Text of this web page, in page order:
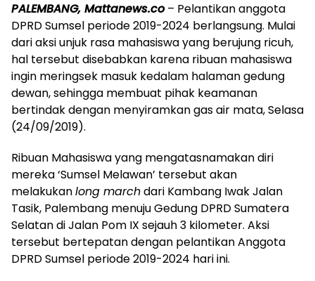
PALEMBANG, Mattanews.co– Pelantikan anggota
DPRD Sumsel periode 2019-2024 berlangsung. Mulai
dari aksi unjuk rasa mahasiswa yang berujung ricuh,
hal tersebut disebabkan karena ribuan mahasiswa
ingin meringsek masuk kedalam halaman gedung
dewan, sehingga membuat pihak keamanan
bertindak dengan menyiramkan gas air mata, Selasa
(24/09/2019).
Ribuan Mahasiswa yang mengatasnamakan diri
mereka ‘Sumsel Melawan’ tersebut akan
melakukanlong marchdari Kambang Iwak Jalan
Tasik, Palembang menuju Gedung DPRD Sumatera
Selatan di Jalan Pom IX sejauh 3 kilometer. Aksi
tersebut bertepatan dengan pelantikan Anggota
DPRD Sumsel periode 2019-2024 hari ini.